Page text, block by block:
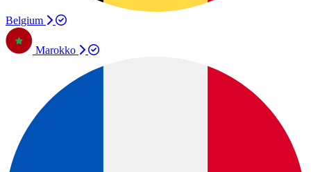
Belgium
Marokko